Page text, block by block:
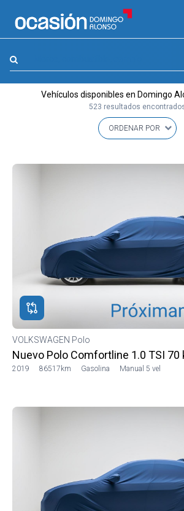
FILTROS
APPROVED
Precio y cuota (0)
Carrocería, año y Kms.
Vehículos disponibles en Domingo
523 resultados
VOLKSWAGEN Polo
Nuevo Polo Comfortline 1.0 TSI 70
2019 86517km Gasolina Manual 5 vel